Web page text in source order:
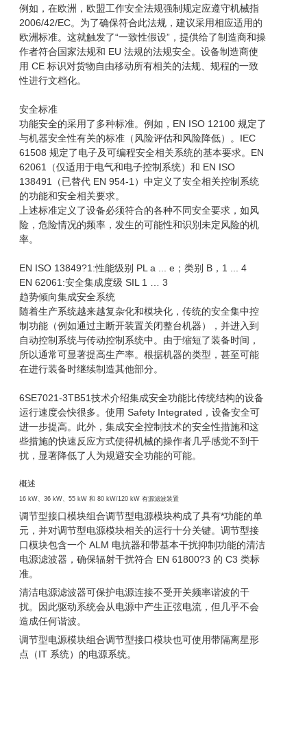
例如，在欧洲，欧盟工作安全法规强制规定应遵守机械指
2006/42/EC。为了确保符合此法规，建议采用相应适用的
欧洲标准。这就触发了“一致性假设”，提供给了制造商和操
作者符合国家法规和 EU 法规的法规安全。设备制造商使
用 CE 标识对货物自由移动所有相关的法规、规程的一致
性进行文档化。
安全标准
功能安全的采用了多种标准。例如，EN ISO 12100 规定了
与机器安全性有关的标准（风险评估和风险降低）。IEC
61508 规定了电子及可编程安全相关系统的基本要求。EN
62061（仅适用于电气和电子控制系统）和 EN ISO
138491（已替代 EN 954-1）中定义了安全相关控制系统
的功能和安全相关要求。
上述标准定义了设备必须符合的各种不同安全要求，如风
险，危险情况的频率，发生的可能性和识别未定风险的机
率。
EN ISO 13849?1:性能级别 PL a ... e；类别 B，1 ... 4
EN 62061:安全集成度级 SIL 1 … 3
趋势倾向集成安全系统
随着生产系统越来越复杂化和模块化，传统的安全集中控
制功能（例如通过主断开装置关闭整台机器），并进入到
自动控制系统与传动控制系统中。由于缩短了装备时间，
所以通常可显著提高生产率。根据机器的类型，甚至可能
在进行装备时继续制造其他部分。
6SE7021-3TB51技术介绍集成安全功能比传统结构的设备
运行速度会快很多。使用 Safety Integrated，设备安全可
进一步提高。此外，集成安全控制技术的安全性措施和这
些措施的快速反应方式使得机械的操作者几乎感觉不到干
扰，显著降低了人为规避安全功能的可能。
概述
16 kW、36 kW、55 kW 和 80 kW/120 kW 有源滤波装置
调节型接口模块组合调节型电源模块构成了具有*功能的单
元，并对调节型电源模块相关的运行十分关键。调节型接
口模块包含一个 ALM 电抗器和带基本干扰抑制功能的清洁
电源滤波器，确保辐射干扰符合 EN 61800?3 的 C3 类标
准。
清洁电源滤波器可保护电源连接不受开关频率谐波的干
扰。因此驱动系统会从电源中产生正弦电流，但几乎不会
造成任何谐波。
调节型电源模块组合调节型接口模块也可使用带隔离星形
点（IT 系统）的电源系统。